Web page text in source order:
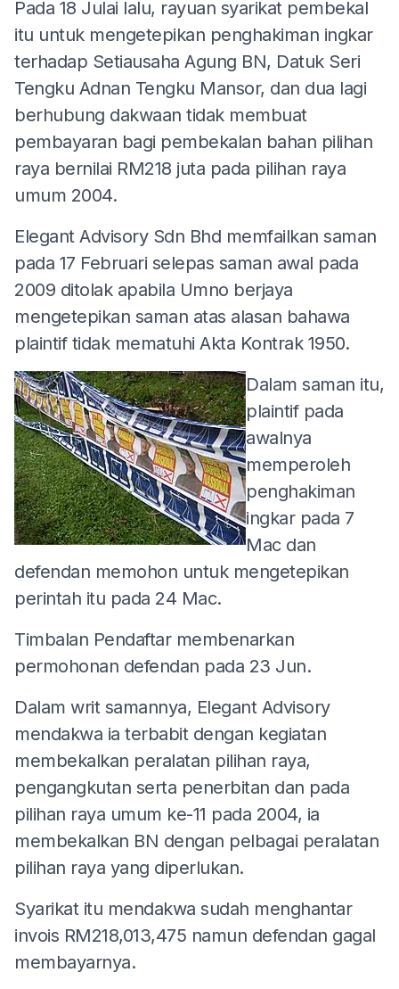
Pada 18 Julai lalu, rayuan syarikat pembekal
itu untuk mengetepikan penghakiman ingkar
terhadap Setiausaha Agung BN, Datuk Seri
Tengku Adnan Tengku Mansor, dan dua lagi
berhubung dakwaan tidak membuat
pembayaran bagi pembekalan bahan pilihan
raya bernilai RM218 juta pada pilihan raya
umum 2004.
Elegant Advisory Sdn Bhd memfailkan saman
pada 17 Februari selepas saman awal pada
2009 ditolak apabila Umno berjaya
mengetepikan saman atas alasan bahawa
plaintif tidak mematuhi Akta Kontrak 1950.
Dalam saman itu,
plaintif pada
awalnya
memperoleh
penghakiman
ingkar pada 7
Mac dan
defendan memohon untuk mengetepikan
perintah itu pada 24 Mac.
Timbalan Pendaftar membenarkan
permohonan defendan pada 23 Jun.
Dalam writ samannya, Elegant Advisory
mendakwa ia terbabit dengan kegiatan
membekalkan peralatan pilihan raya,
pengangkutan serta penerbitan dan pada
pilihan raya umum ke-11 pada 2004, ia
membekalkan BN dengan pelbagai peralatan
pilihan raya yang diperlukan.
Syarikat itu mendakwa sudah menghantar
invois RM218,013,475 namun defendan gagal
membayarnya.